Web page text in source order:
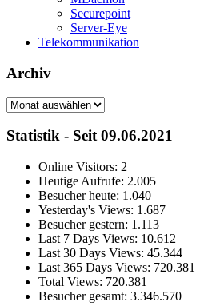
Securepoint
Server-Eye
Telekommunikation
Archiv
Archiv
Statistik - Seit 09.06.2021
Online Visitors: 2
Heutige Aufrufe: 2.005
Besucher heute: 1.040
Yesterday's Views: 1.687
Besucher gestern: 1.113
Last 7 Days Views: 10.612
Last 30 Days Views: 45.344
Last 365 Days Views: 720.381
Total Views: 720.381
Besucher gesamt: 3.346.570